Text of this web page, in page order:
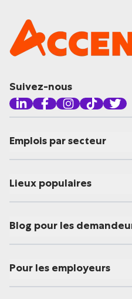
Suivez-nous
Emplois par secteur
Lieux populaires
Blog pour les
Pour les employeurs